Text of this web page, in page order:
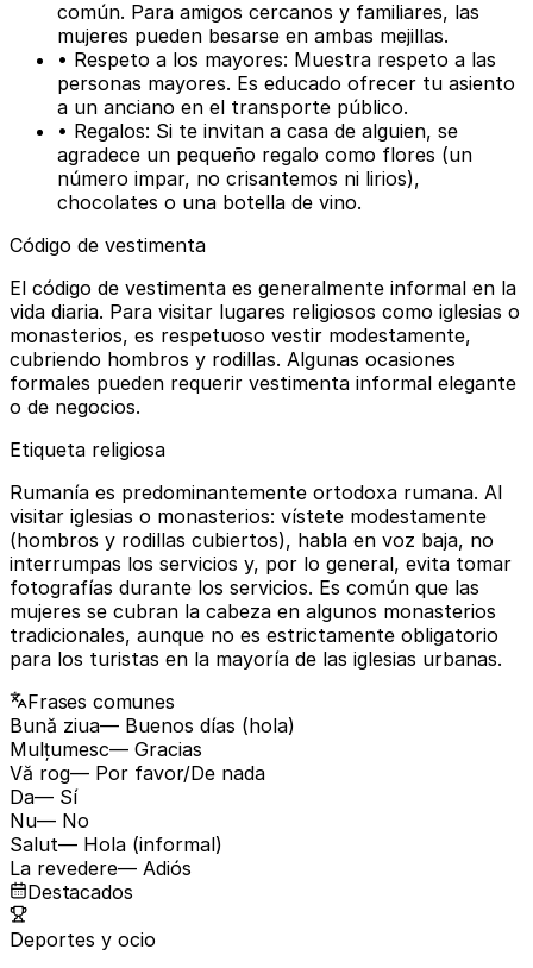
común. Para amigos cercanos y familiares, las
mujeres pueden besarse en ambas mejillas.
• Respeto a los mayores: Muestra respeto a las
personas mayores. Es educado ofrecer tu asiento
a un anciano en el transporte público.
• Regalos: Si te invitan a casa de alguien, se
agradece un pequeño regalo como flores (un
número impar, no crisantemos ni lirios),
chocolates o una botella de vino.
Código de vestimenta
El código de vestimenta es generalmente informal en la
vida diaria. Para visitar lugares religiosos como iglesias o
monasterios, es respetuoso vestir modestamente,
cubriendo hombros y rodillas. Algunas ocasiones
formales pueden requerir vestimenta informal elegante
o de negocios.
Etiqueta religiosa
Rumanía es predominantemente ortodoxa rumana. Al
visitar iglesias o monasterios: vístete modestamente
(hombros y rodillas cubiertos), habla en voz baja, no
interrumpas los servicios y, por lo general, evita tomar
fotografías durante los servicios. Es común que las
mujeres se cubran la cabeza en algunos monasterios
tradicionales, aunque no es estrictamente obligatorio
para los turistas en la mayoría de las iglesias urbanas.
Frases comunes
Bună ziua— Buenos días (hola)
Mulțumesc— Gracias
Vă rog— Por favor/De nada
Da— Sí
Nu— No
Salut— Hola (informal)
La revedere— Adiós
Destacados
Deportes y ocio